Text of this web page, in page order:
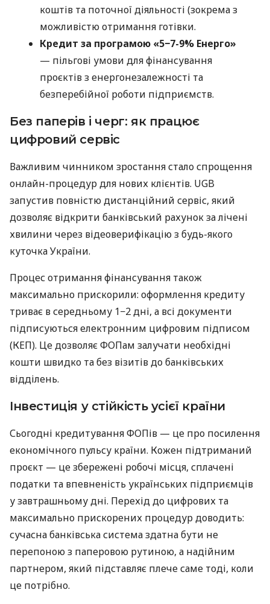
коштів та поточної діяльності (зокрема з
можливістю отримання готівки.
Кредит за програмою «5−7-9% Енерго»
— пільгові умови для фінансування
проєктів з енергонезалежності та
безперебійної роботи підприємств.
Без паперів і черг: як працює
цифровий сервіс
Важливим чинником зростання стало спрощення
онлайн-процедур для нових клієнтів. UGB
запустив повністю дистанційний сервіс, який
дозволяє відкрити банківський рахунок за лічені
хвилини через відеоверифікацію з будь-якого
куточка України.
Процес отримання фінансування також
максимально прискорили: оформлення кредиту
триває в середньому 1−2 дні, а всі документи
підписуються електронним цифровим підписом
(КЕП). Це дозволяє ФОПам залучати необхідні
кошти швидко та без візитів до банківських
відділень.
Інвестиція у стійкість усієї країни
Сьогодні кредитування ФОПів — це про посилення
економічного пульсу країни. Кожен підтриманий
проєкт — це збережені робочі місця, сплачені
податки та впевненість українських підприємців
у завтрашньому дні. Перехід до цифрових та
максимально прискорених процедур доводить:
сучасна банківська система здатна бути не
перепоною з паперовою рутиною, а надійним
партнером, який підставляє плече саме тоді, коли
це потрібно.